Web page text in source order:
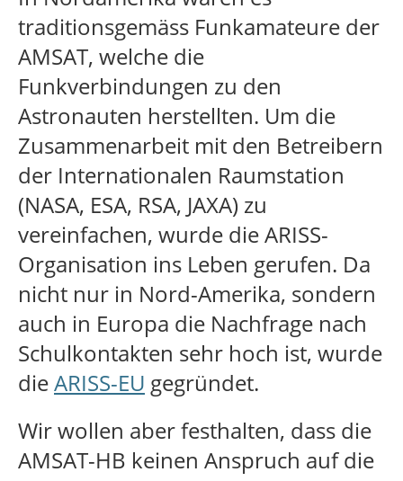
traditionsgemäss Funkamateure der
AMSAT, welche die
Funkverbindungen zu den
Astronauten herstellten. Um die
Zusammenarbeit mit den Betreibern
der Internationalen Raumstation
(NASA, ESA, RSA, JAXA) zu
vereinfachen, wurde die ARISS-
Organisation ins Leben gerufen. Da
nicht nur in Nord-Amerika, sondern
auch in Europa die Nachfrage nach
Schulkontakten sehr hoch ist, wurde
dieARISS-EU gegründet.
Wir wollen aber festhalten, dass die
AMSAT-HB keinen Anspruch auf die